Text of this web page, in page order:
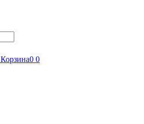
Корзина0 0